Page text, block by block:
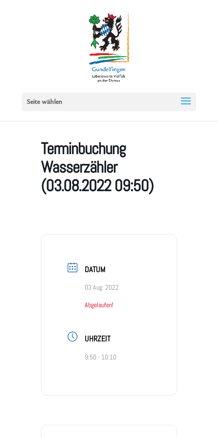
Seite wählen
Terminbuchung
Wasserzähler
(03.08.2022 09:50)
DATUM
03 Aug. 2022
Abgelaufen!
UHRZEIT
9:50 - 10:10